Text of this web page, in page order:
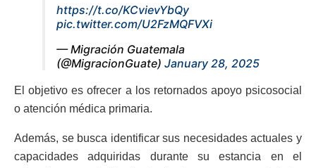
https://t.co/KCvievYbQy
pic.twitter.com/U2FzMQFVXi
— Migración Guatemala
(@MigracionGuate) January 28, 2025
El objetivo es ofrecer a los retornados apoyo psicosocial
o atención médica primaria.
Además, se busca identificar sus necesidades actuales y
capacidades adquiridas durante su estancia en el